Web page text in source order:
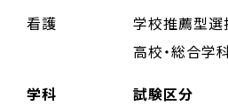
看護
学校推薦型選
高校・総合学
学科 試験区分